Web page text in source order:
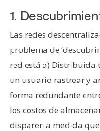
u
l
i
c
d
a
d
1.
Las redes
problema de
red está a) Distribuida
un usuario rastrear y
forma redundante
los costos de
disparen a medida